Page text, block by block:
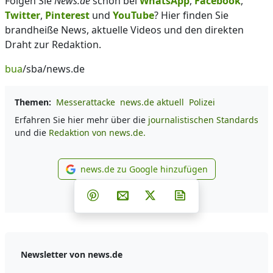
Twitter, Pinterest und YouTube? Hier finden Sie
brandheiße News, aktuelle Videos und den direkten
Draht zur Redaktion.
bua/sba/news.de
Themen: Messerattacke news.de aktuell Polizei
Erfahren Sie hier mehr über die journalistischen Standards
und die Redaktion von news.de.
news.de zu Google
news.de zu Google hinzufügen
Teilen auf Facebook
Teilen auf Whatsapp
Teilen auf Telegram
Teilen auf Pinterest
Per E-Mail teilen
Post auf X
Newsletter von news.de